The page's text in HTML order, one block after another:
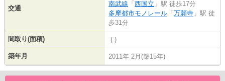
交通
南武線 「 西国立 」駅 徒歩17分
多摩都市モノレール 「 万願寺 」駅 徒
歩31分
間取り(面積) -(-)
築年月 2011年 2月(築15年)